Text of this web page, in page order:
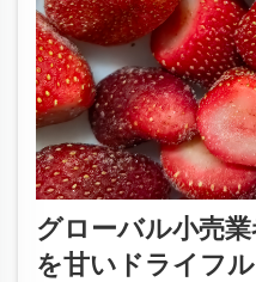
グローバル小売
を甘いドライフ